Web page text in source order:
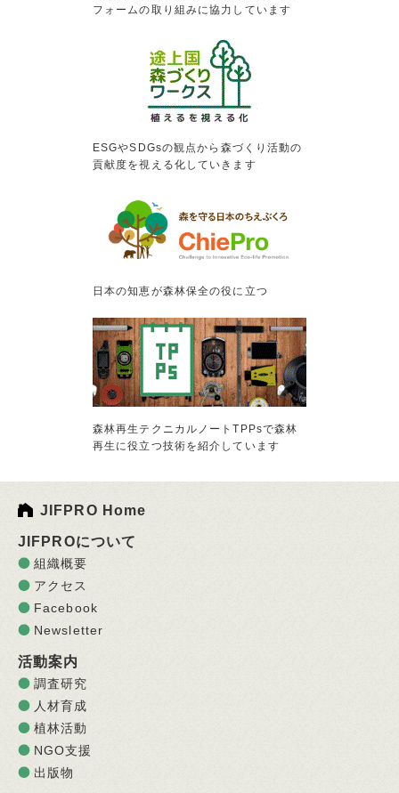
フォームの取り組みに協力しています
ESGやSDGsの観点から森づくり活動の
貢献度を視える化していきます
日本の知恵が森林保全の役に立つ
森林再生テクニカルノートTPPsで森林
再生に役立つ技術を紹介しています
JIFPRO Home
JIFPROについて
組織概要
アクセス
Facebook
Newsletter
活動案内
調査研究
人材育成
植林活動
NGO支援
出版物